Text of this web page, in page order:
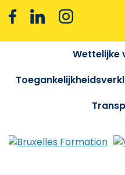
Wettelijke